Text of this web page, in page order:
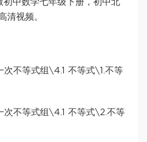
中数学七年级下册，初中北
清视频。
次不等式组\4.1 不等式\1.不等
次不等式组\4.1 不等式\2.不等